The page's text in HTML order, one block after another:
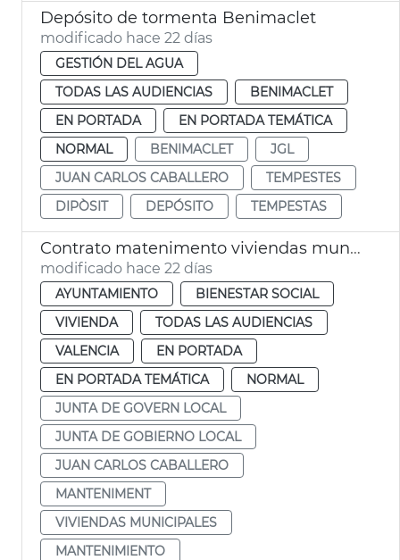
Depósito de tormenta Benimaclet
modificado hace 22 días
GESTIÓN DEL AGUA
TODAS LAS AUDIENCIAS
BENIMACLET
EN PORTADA
EN PORTADA TEMÁTICA
NORMAL
BENIMACLET
JGL
JUAN CARLOS CABALLERO
TEMPESTES
DIPÒSIT
DEPÓSITO TEMPESTAS
Contrato matenimento viviendas municipales València
modificado hace 22 días
AYUNTAMIENTO
BIENESTAR SOCIAL
VIVIENDA
TODAS LAS AUDIENCIAS
VALENCIA
EN PORTADA
EN PORTADA TEMÁTICA
NORMAL
JUNTA DE GOVERN LOCAL
JUNTA DE GOBIERNO LOCAL
JUAN CARLOS CABALLERO
MANTENIMENT
VIVIENDAS MUNICIPALES
MANTENIMIENTO